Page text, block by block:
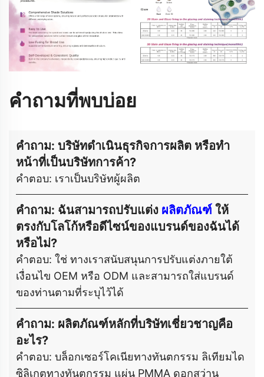
คำถามที่พบบ่อย
คำถาม: บริษัทดำเนินธุรกิจการผลิต หรือทำ
หน้าที่เป็นบริษัทการค้า?
คำตอบ: เราเป็นบริษัทผู้ผลิต
คำถาม: ฉันสามารถปรับแต่ง ผลิตภัณฑ์ ให้
ตรงกับโลโก้หรือดีไซน์ของแบรนด์ของฉันได้
หรือไม่?
คำตอบ: ใช่ ทางเราสนับสนุนการปรับแต่งภายใต้
เงื่อนไข OEM หรือ ODM และสามารถใส่แบรนด์
ของท่านตามที่ระบุไว้ได้
คำถาม: ผลิตภัณฑ์หลักที่บริษัทเชี่ยวชาญคือ
อะไร?
คำตอบ: บล็อกเซอร์โคเนียทางทันตกรรม ลิเทียมได
ซิลิเกตทางทันตกรรม แผ่น PMMA ดอกสว่าน